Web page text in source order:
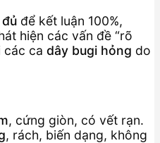
để kết luận 100%,
hiện các vấn đề “rõ
các ca dây bugi hỏng do
, cứng giòn, có vết rạn.
, rách, biến dạng, không